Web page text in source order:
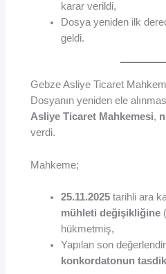
karar verildi,
Dosya yeniden ilk
geldi.
Gebze Asliye Ticaret
Dosyanın yeniden ele
Asliye Ticaret Mahkemesi,
verdi.
Mahkeme;
25.11.2025 tarihli ara
mühleti değişikliğine
hükmetmiş,
Yapılan son
konkordatonun